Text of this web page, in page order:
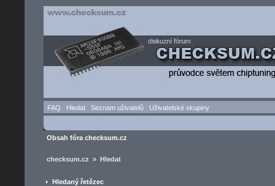
FAQ Hledat Seznam uživatelů Uživatelské skupiny
Obsah fóra checksum.cz
checksum.cz » Hledat
Hledaný řetězec